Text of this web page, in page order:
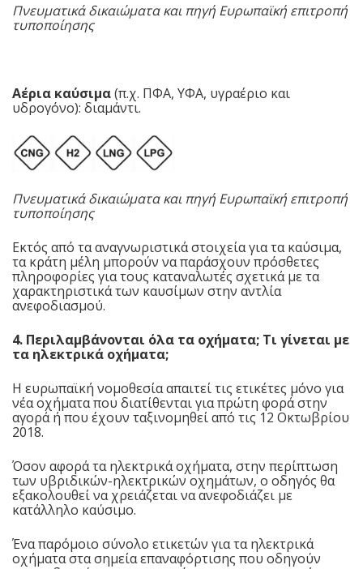
Πνευματικά δικαιώματα και πηγή Ευρωπαϊκή επιτροπή
τυποποίησης
Αέρια καύσιμα(π.χ. ΠΦΑ, ΥΦΑ, υγραέριο και
υδρογόνο): διαμάντι.
Πνευματικά δικαιώματα και πηγή Ευρωπαϊκή επιτροπή
τυποποίησης
Εκτός από τα αναγνωριστικά στοιχεία για τα καύσιμα,
τα κράτη μέλη μπορούν να παράσχουν πρόσθετες
πληροφορίες για τους καταναλωτές σχετικά με τα
χαρακτηριστικά των καυσίμων στην αντλία
ανεφοδιασμού.
4. Περιλαμβάνονται όλα τα οχήματα; Τι γίνεται με
τα ηλεκτρικά οχήματα;
Η ευρωπαϊκή νομοθεσία απαιτεί τις ετικέτες μόνο για
νέα οχήματα που διατίθενται για πρώτη φορά στην
αγορά ή που έχουν ταξινομηθεί από τις 12 Οκτωβρίου
2018.
Όσον αφορά τα ηλεκτρικά οχήματα, στην περίπτωση
των υβριδικών-ηλεκτρικών οχημάτων, ο οδηγός θα
εξακολουθεί να χρειάζεται να ανεφοδιάζει με
κατάλληλο καύσιμο.
Ένα παρόμοιο σύνολο ετικετών για τα ηλεκτρικά
οχήματα στα σημεία επαναφόρτισης που οδηγούν